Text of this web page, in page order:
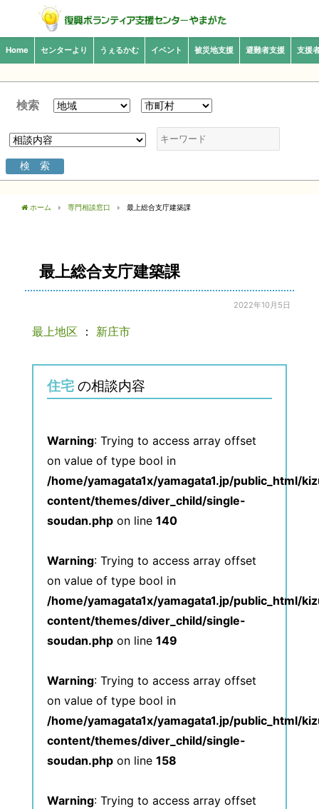
Home センターより うぇるかむ イベント 被災地支援 避難者支援 支援
検索
ホーム 専門相談窓口 最上総合支庁建築課
最上総合支庁建築課
2022年10月5日
最上地区 ： 新庄市
住宅 の相談内容
Warning: Trying to access array offset
on value of type bool in
/home/yamagata1x/yamagata1.jp/public_html/
content/themes/diver_child/single-
soudan.php on line140
Warning: Trying to access array offset
on value of type bool in
/home/yamagata1x/yamagata1.jp/public_html/
content/themes/diver_child/single-
soudan.php on line149
Warning: Trying to access array offset
on value of type bool in
/home/yamagata1x/yamagata1.jp/public_html/
content/themes/diver_child/single-
soudan.php on line158
Warning: Trying to access array offset